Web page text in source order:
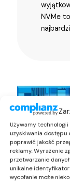
Używamy
uzyskiwania dostępu
poprawić jakość
reklamy. Wyrażenie
przetwarzanie
unikalne
wycofanie może
NVMe